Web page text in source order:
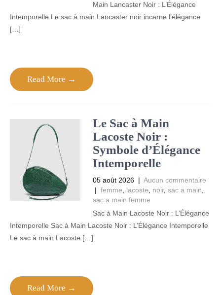
Main Lancaster Noir : L’Élégance
Intemporelle Le sac à main Lancaster noir incarne l’élégance
[…]
Read More →
Le Sac à Main
Lacoste Noir :
Symbole d’Élégance
Intemporelle
05 août 2026 | Aucun commentaire
| femme lacoste noir, sac a main
sac a main femme
Sac à Main Lacoste Noir : L’Élégance
Intemporelle Sac à Main Lacoste Noir : L’Élégance Intemporelle
Le sac à main Lacoste […]
Read More →